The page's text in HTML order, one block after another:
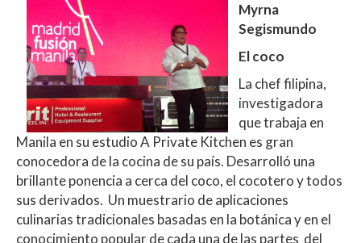
Myrna
Segismundo
El coco
La chef filipina,
investigadora
que trabaja en
Manila en su estudio A Private Kitchen es gran
conocedora de la cocina de su país. Desarrolló una
brillante ponencia a cerca del coco, el cocotero y todos
sus derivados. Un muestrario de aplicaciones
culinarias tradicionales basadas en la botánica y en el
conocimiento popular de cada una de las partes del